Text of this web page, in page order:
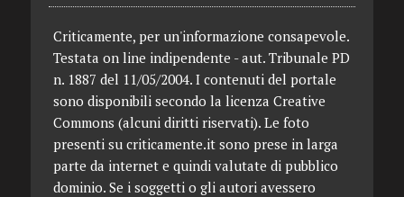
Criticamente, per un'informazione consapevole.
Testata on line indipendente - aut. Tribunale PD
n. 1887 del 11/05/2004. I contenuti del portale
sono disponibili secondo la licenza Creative
Commons (alcuni diritti riservati). Le foto
presenti su criticamente.it sono prese in larga
parte da internet e quindi valutate di pubblico
dominio. Se i soggetti o gli autori avessero